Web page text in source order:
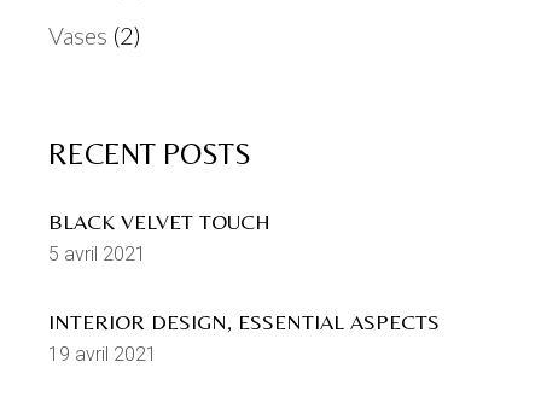
Vases (2)
RECENT POSTS
BLACK VELVET TOUCH
5 avril 2021
INTERIOR DESIGN, ESSENTIAL ASPECTS
19 avril 2021